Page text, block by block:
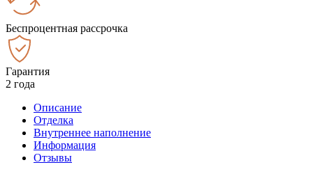
Беспроцентная рассрочка
Гарантия
2 года
Описание
Отделка
Внутреннее наполнение
Информация
Отзывы